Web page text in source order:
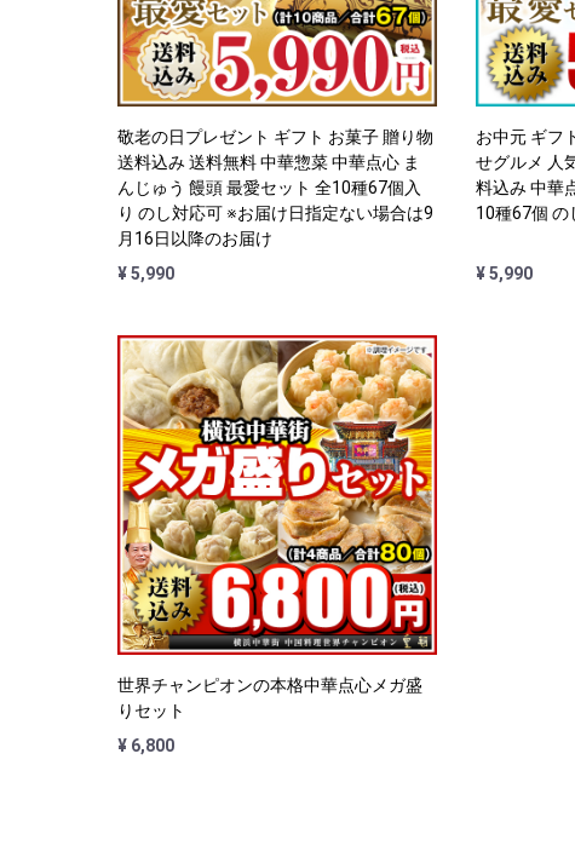
敬老の日プレゼント ギフト お菓子 贈り物
送料込み 送料無料 中華惣菜 中華点心 ま
んじゅう 饅頭 最愛セット 全10種67個入
り のし対応可 ※お届け日指定ない場合は9
月16日以降のお届け
¥ 5,990
お中元 ギフ
せグルメ 人
料込み 中華
10種67個 の
¥ 5,990
世界チャンピオンの本格中華点心メガ盛
りセット
¥ 6,800